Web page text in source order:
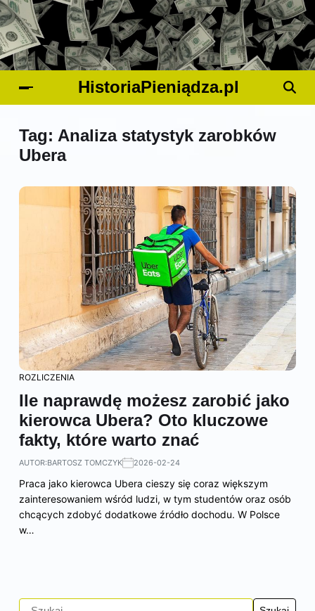
HistoriaPieniądza.pl
Tag: Analiza statystyk zarobków
Ubera
ROZLICZENIA
Ile naprawdę możesz zarobić jako
kierowca Ubera? Oto kluczowe
fakty, które warto znać
AUTOR:BARTOSZ TOMCZYK 2026-02-24
Praca jako kierowca Ubera cieszy się coraz większym
zainteresowaniem wśród ludzi, w tym studentów oraz osób
chcących zdobyć dodatkowe źródło dochodu. W Polsce
w…